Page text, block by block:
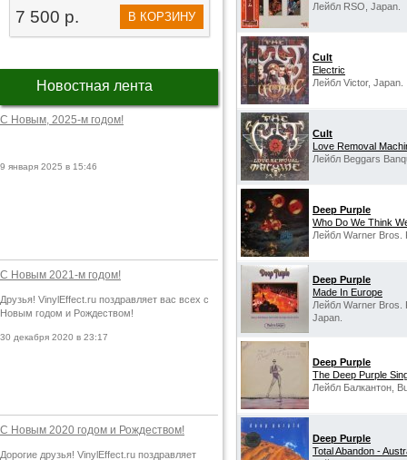
7 500 р. В КОРЗИНУ
Новостная лента
С Новым, 2025-м годом!
9 января 2025 в 15:46
С Новым 2021-м годом!
Друзья! VinylEffect.ru поздравляет вас всех с
Новым годом и Рождеством!
30 декабря 2020 в 23:17
С Новым 2020 годом и Рождеством!
Дорогие друзья! VinylEffect.ru поздравляет
Лейбл RSO, Japan.
Cult
Electric
Лейбл Victor, Japan.
Cult
Love Removal
Лейбл Beggars
Deep Purple
Who Do We Think
Лейбл Warner Bros.
Deep Purple
Made In Europe
Лейбл Warner Bros.
Japan.
Deep Purple
The Deep Purple
Лейбл Балкантон,
Deep Purple
Total Abandon -